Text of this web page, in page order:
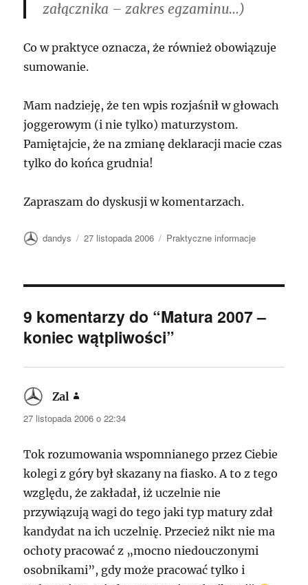
załącznika – zakres egzaminu…)
Co w praktyce oznacza, że również obowiązuje
sumowanie.
Mam nadzieję, że ten wpis rozjaśnił w głowach
joggerowym (i nie tylko) maturzystom.
Pamiętajcie, że na zmianę deklaracji macie czas
tylko do końca grudnia!
Zapraszam do dyskusji w komentarzach.
Autor
dandys
Data
27 listopada 2006 Kategorie
Praktyczne informacje
9 komentarzy do “Matura 2007 –
koniec wątpliwości”
Zal
27 listopada 2006 o 22:34
Tok rozumowania wspomnianego przez Ciebie
kolegi z góry był skazany na fiasko. A to z tego
względu, że zakładał, iż uczelnie nie
przywiązują wagi do tego jaki typ matury zdał
kandydat na ich uczelnię. Przecież nikt nie ma
ochoty pracować z „mocno niedouczonymi
osobnikami”, gdy może pracować tylko i